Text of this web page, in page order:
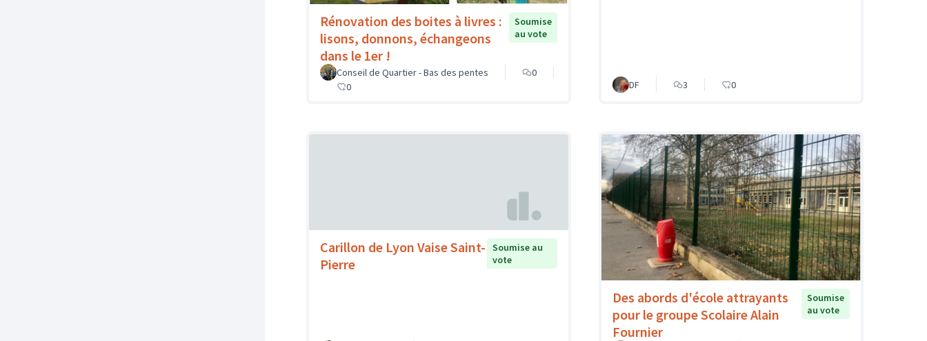
Rénovation des boites à livres :
lisons, donnons, échangeons
dans le 1er !
Soumise
au vote
Conseil de Quartier - Bas des pentes
0
0
DF 3 0
Carillon de Lyon Vaise Saint-
Pierre
Soumise au
vote
Des abords d'école attrayants
pour le groupe Scolaire Alain
Fournier
Soumise
au vote